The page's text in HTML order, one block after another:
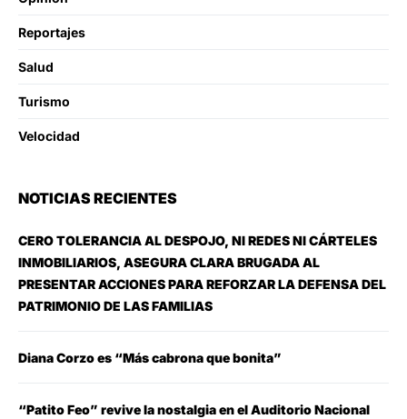
Reportajes
Salud
Turismo
Velocidad
NOTICIAS RECIENTES
CERO TOLERANCIA AL DESPOJO, NI REDES NI CÁRTELES
INMOBILIARIOS, ASEGURA CLARA BRUGADA AL
PRESENTAR ACCIONES PARA REFORZAR LA DEFENSA DEL
PATRIMONIO DE LAS FAMILIAS
Diana Corzo es “Más cabrona que bonita”
“Patito Feo” revive la nostalgia en el Auditorio Nacional